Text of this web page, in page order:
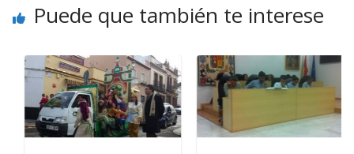
Puede que también te interese